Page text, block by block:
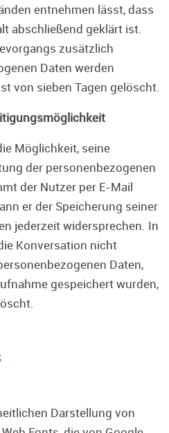
entnehmen lässt, dass
abschließend geklärt ist.
zusätzlich
Daten werden
von sieben Tagen gelöscht.
Möglichkeit, seine
der personenbezogenen
der Nutzer per E-Mail
er der Speicherung seiner
jederzeit widersprechen. In
Konversation nicht
Daten,
gespeichert wurden,
Darstellung von